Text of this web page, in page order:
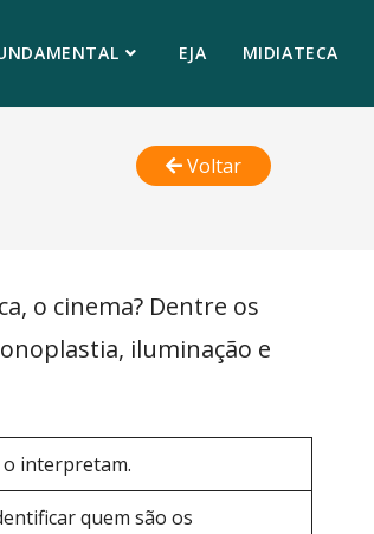
EJA MIDIATECA
Voltar
o cinema? Dentre os
iluminação e
interpretam.
quem são os